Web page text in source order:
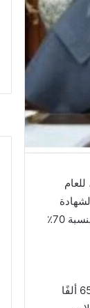
كما اعتمد نتيجة الشهادة
أوضح محافظ كفر الشيخ، أن عدد الطلاب المتقدمين لأداء امتحان الفصل الدراسي الثاني للشهادة الإعدادية 65 ألفًا